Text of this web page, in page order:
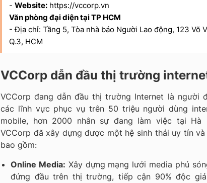
- Website: https://vccorp.vn
Văn phòng đại diện tại TP HCM
- Địa chỉ: Tầng 5, Tòa nhà báo Người Lao động, 123 Võ
Q.3, HCM
VCCorp dẫn đầu thị trường
VCCorp đang dẫn đầu thị trường Internet là người
các lĩnh vực phục vụ trên 50 triệu người dùng
mobile, hơn 2000 nhân sự đang làm việc tại Hà
VCCorp đã xây dựng được một hệ sinh thái uy tín
bao gồm:
Online Media: Xây dựng mạng lưới media phủ
đứng đầu trên thị trường, tiếp cận 90% độc giả